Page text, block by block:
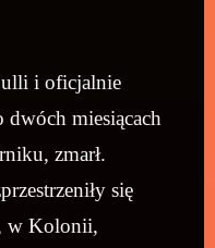
i oficjalnie
miesiącach
zmarł.
się
w Kolonii,